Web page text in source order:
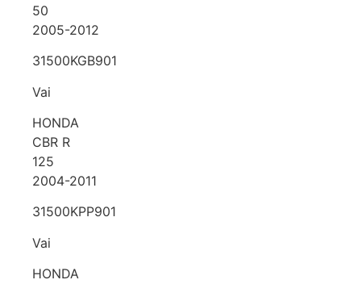
50
2005-2012
31500KGB901
Vai
HONDA
CBR R
125
2004-2011
31500KPP901
Vai
HONDA